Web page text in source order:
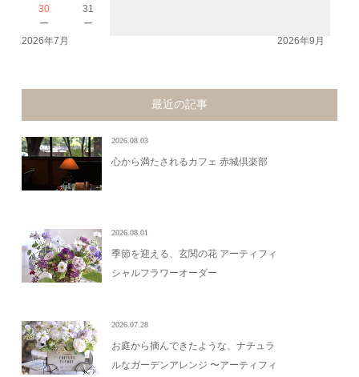
30
－
31
－
2026年7月 2026年9月
最近の記事
2026.08.03
心から満たされるカフェ 赤城倶楽部
2026.08.01
季節を迎える、玄関の花 アーティフィ
シャルフラワーオーダー
2026.07.28
お庭から摘んできたような、ナチュラ
ルなガーデンアレンジ 〜アーティフィ